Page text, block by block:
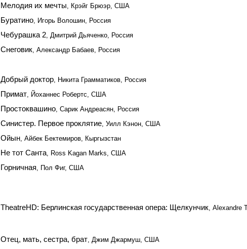
Мелодия их мечты, Крэйг Брюэр, США
Буратино, Игорь Волошин, Россия
Чебурашка 2, Дмитрий Дьяченко, Россия
Снеговик, Александр Бабаев, Россия
Добрый доктор, Никита Грамматиков, Россия
Примат, Йоханнес Робертс, США
Простоквашино, Сарик Андреасян, Россия
Синистер. Первое проклятие, Уилл Кэнон, США
Ойын, Айбек Бектемиров, Кыргызстан
Не тот Санта, Ross Kagan Marks, США
Горничная, Пол Фиг, США
TheatreHD: Берлинская государственная опера: Щелкунчик, Alexandre
Отец, мать, сестра, брат, Джим Джармуш, США